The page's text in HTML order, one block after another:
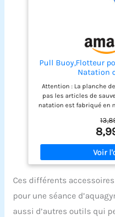
Pull Buoy,Flotteur
Natation
Attention : La planche
pas les articles de
natation est fabriqué en
corps sans donner de
aide à développer la
pendant les
votre discipline
virages avec des
Ces différents
pour une séance
aussi d’autres outils qui